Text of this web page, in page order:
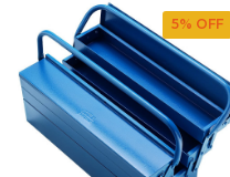
5% OFF